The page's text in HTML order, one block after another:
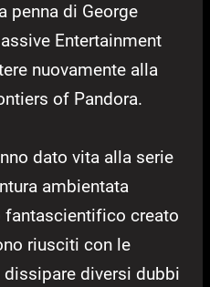
penna di George
Entertainment
nuovamente alla
of Pandora.
dato vita alla serie
ambientata
fantascientifico creato
riusciti con le
diversi dubbi